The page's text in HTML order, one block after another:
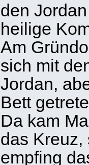
den
heilige
Am
sich mit
Jordan,
Bett
Da kam
das Kreuz,
empfing